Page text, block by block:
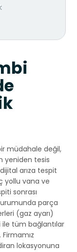
müdahale değil,
yeniden tesis
arıza tespit
yollu vana ve
sonrası
parça
(gaz ayarı)
ile tüm bağlantılar
lokasyonuna